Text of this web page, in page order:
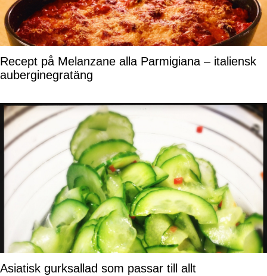
Recept på Melanzane alla Parmigiana – italiensk
auberginegratäng
Asiatisk gurksallad som passar till allt